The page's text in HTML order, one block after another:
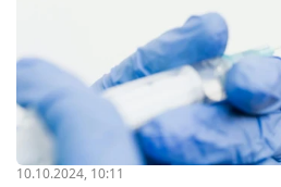
10.10.2024, 10:11